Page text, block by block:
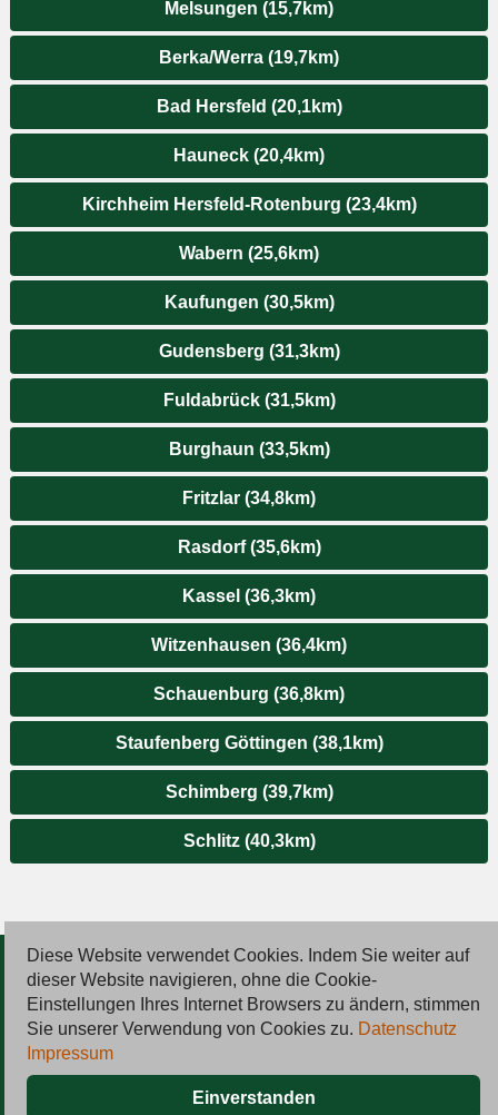
Melsungen (15,7km)
Berka/Werra (19,7km)
Bad Hersfeld (20,1km)
Hauneck (20,4km)
Kirchheim Hersfeld-Rotenburg (23,4km)
Wabern (25,6km)
Kaufungen (30,5km)
Gudensberg (31,3km)
Fuldabrück (31,5km)
Burghaun (33,5km)
Fritzlar (34,8km)
Rasdorf (35,6km)
Kassel (36,3km)
Witzenhausen (36,4km)
Schauenburg (36,8km)
Staufenberg Göttingen (38,1km)
Schimberg (39,7km)
Schlitz (40,3km)
© 2026 Deutsche Jobmarkt GmbH
Inserieren
Kontakt
Diese Website verwendet Cookies. Indem Sie weiter auf
dieser Website navigieren, ohne die Cookie-
Einstellungen Ihres Internet Browsers zu ändern, stimmen
Sie unserer Verwendung von Cookies zu. Datenschutz
Impressum
Einverstanden